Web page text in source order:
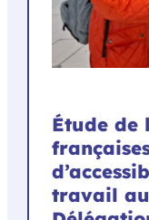
Étude de
travail